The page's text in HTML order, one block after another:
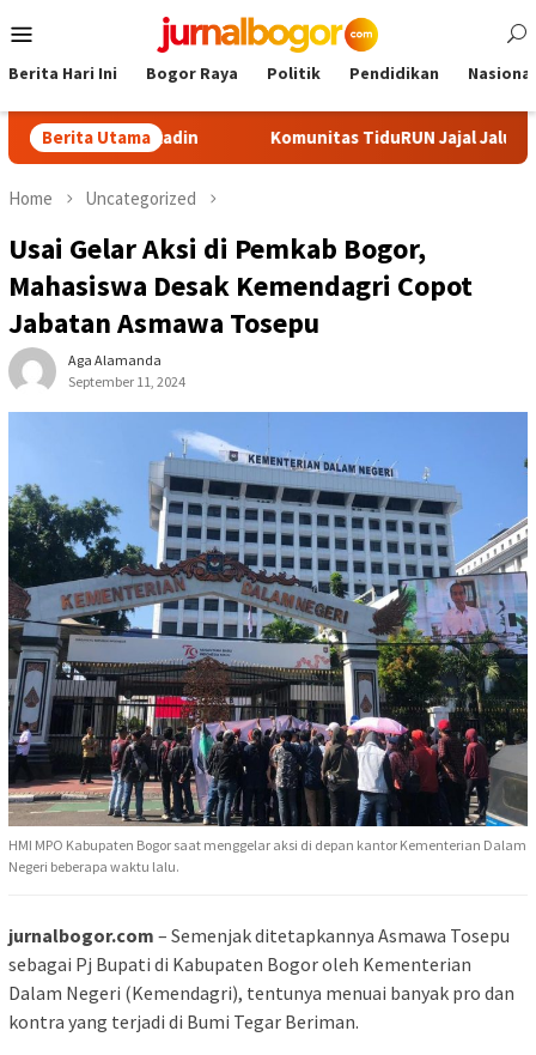
to
Menu
Berita Hari Ini Bogor Raya Politik Pendidikan Nasional
Berita Utama
Kadin Komunitas TiduRUN Jajal Jalur Baru Trekking
Home Uncategorized
Usai Gelar Aksi di Pemkab Bogor,
Mahasiswa Desak Kemendagri Copot
Jabatan Asmawa Tosepu
Aga Alamanda
September 11, 2024
HMI MPO Kabupaten Bogor saat menggelar aksi di depan kantor Kementerian Dalam
Negeri beberapa waktu lalu.
jurnalbogor.com – Semenjak ditetapkannya Asmawa Tosepu
sebagai Pj Bupati di Kabupaten Bogor oleh Kementerian
Dalam Negeri (Kemendagri), tentunya menuai banyak pro dan
kontra yang terjadi di Bumi Tegar Beriman.